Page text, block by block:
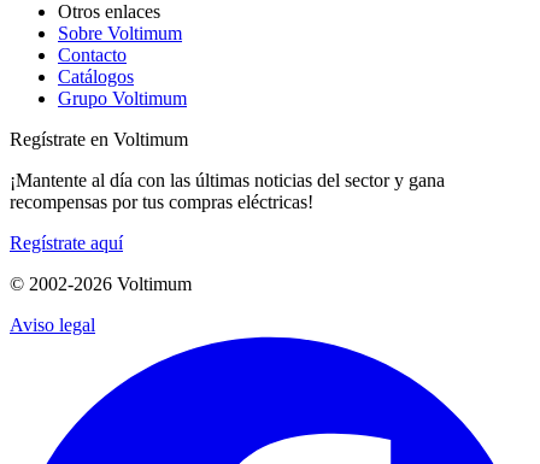
Otros enlaces
Sobre Voltimum
Contacto
Catálogos
Grupo Voltimum
Regístrate en Voltimum
¡Mantente al día con las últimas noticias del sector y gana
recompensas por tus compras eléctricas!
Regístrate aquí
© 2002-2026 Voltimum
Aviso legal